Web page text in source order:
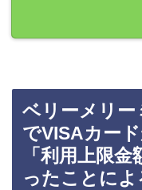
ベリーメリ
でVISAカー
「利用上限
ったことによ